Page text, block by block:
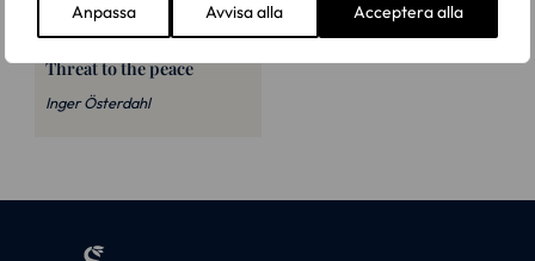
Anpassa Avvisa alla Acceptera alla
Threat to the peace
Inger Österdahl